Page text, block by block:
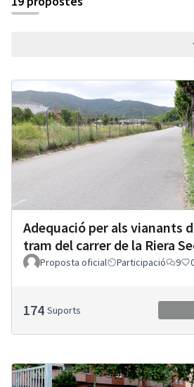
Adequació per als vianants
tram del carrer de la Riera
Proposta oficial Participació 9
174 Suports